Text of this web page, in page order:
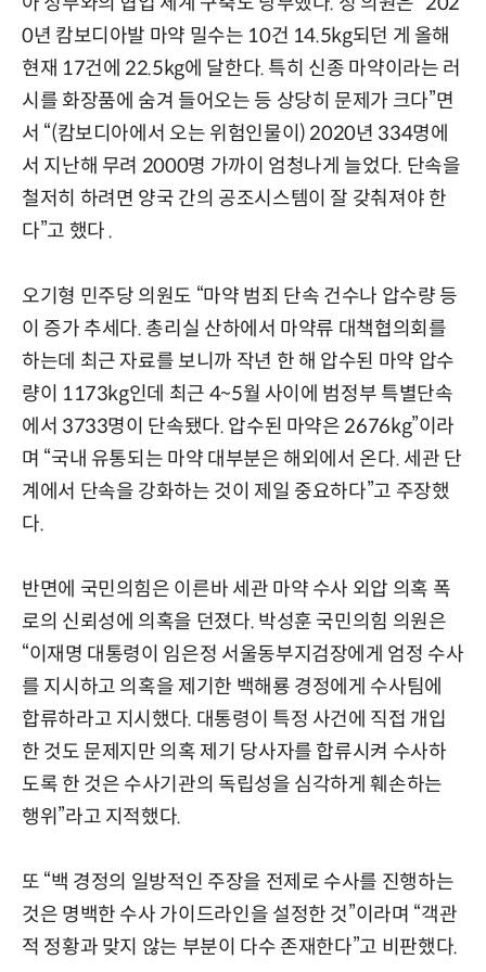
0년 캄보디아발 마약 밀수는 10건 14.5kg되던 게 올해
현재 17건에 22.5kg에 달한다. 특히 신종 마약이라는 러
시를 화장품에 숨겨 들어오는 등 상당히 문제가 크다”면
서 “(캄보디아에서 오는 위험인물이) 2020년 334명에
서 지난해 무려 2000명 가까이 엄청나게 늘었다. 단속을
철저히 하려면 양국 간의 공조시스템이 잘 갖춰져야 한
다”고 했다 .
오기형 민주당 의원도 “마약 범죄 단속 건수나 압수량 등
이 증가 추세다. 총리실 산하에서 마약류 대책협의회를
하는데 최근 자료를 보니까 작년 한 해 압수된 마약 압수
량이 1173kg인데 최근 4~5월 사이에 범정부 특별단속
에서 3733명이 단속됐다. 압수된 마약은 2676kg”이라
며 “국내 유통되는 마약 대부분은 해외에서 온다. 세관 단
계에서 단속을 강화하는 것이 제일 중요하다”고 주장했
다.
반면에 국민의힘은 이른바 세관 마약 수사 외압 의혹 폭
로의 신뢰성에 의혹을 던졌다. 박성훈 국민의힘 의원은
“이재명 대통령이 임은정 서울동부지검장에게 엄정 수사
를 지시하고 의혹을 제기한 백해룡 경정에게 수사팀에
합류하라고 지시했다. 대통령이 특정 사건에 직접 개입
한 것도 문제지만 의혹 제기 당사자를 합류시켜 수사하
도록 한 것은 수사기관의 독립성을 심각하게 훼손하는
행위”라고 지적했다.
또 “백 경정의 일방적인 주장을 전제로 수사를 진행하는
것은 명백한 수사 가이드라인을 설정한 것”이라며 “객관
적 정황과 맞지 않는 부분이 다수 존재한다”고 비판했다.